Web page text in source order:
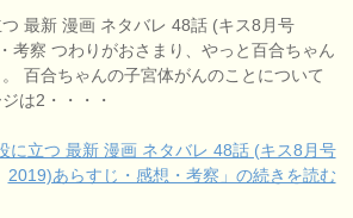
最新 漫画 ネタバレ 48話 (キス8月号
考察 つわりがおさまり、やっと百合ちゃん
百合ちゃんの子宮体がんのことについて
は2・・・・
に立つ 最新 漫画 ネタバレ 48話 (キス8月号
2019)あらすじ・感想・考察」の続きを読む